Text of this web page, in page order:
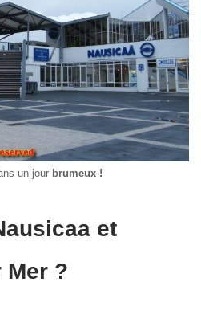
un jour brumeux !
et
Mer ?